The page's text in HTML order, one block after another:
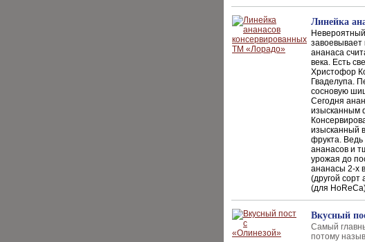
Линейка
Невероятный
завоевывает
ананаса
века. Есть
Христофор
Гваделупа.
сосновую
Сегодня
изысканным
изысканный
фрукта.
ананасов и
урожая до
ананасы 2-х
(другой
(для
Вкусный
Самый
потому